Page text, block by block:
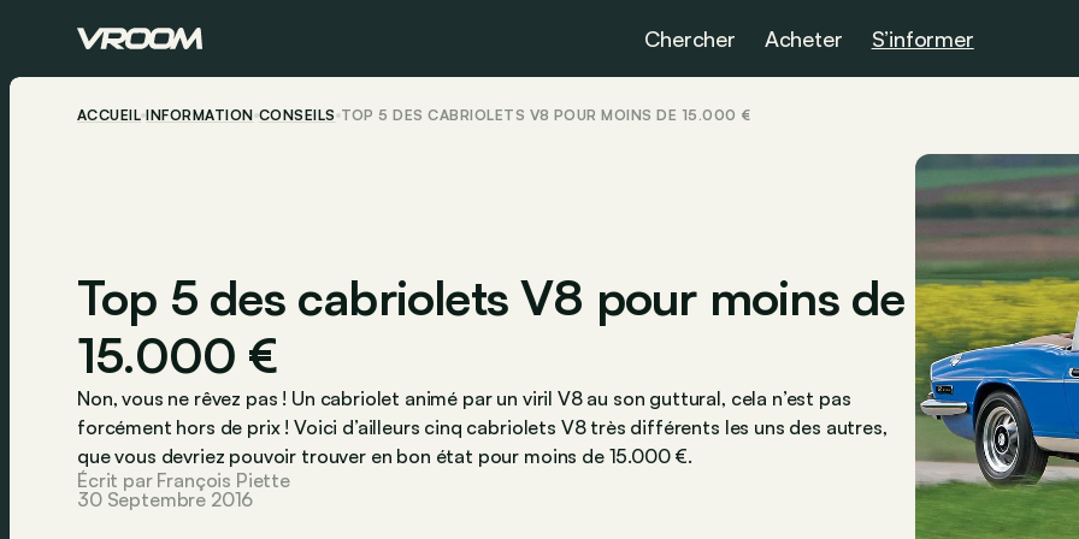
Chercher Acheter S’informer
ACCUEIL INFORMATION CONSEILS TOP 5 DES CABRIOLETS V8 POUR MOINS DE 15.000 €
Top 5 des cabriolets V8 pour moins de
15.000 €
Non, vous ne rêvez pas ! Un cabriolet animé par un viril V8 au son guttural, cela n’est pas
forcément hors de prix ! Voici d’ailleurs cinq cabriolets V8 très différents les uns des autres,
que vous devriez pouvoir trouver en bon état pour moins de 15.000 €.
Écrit par François Piette
30 Septembre 2016